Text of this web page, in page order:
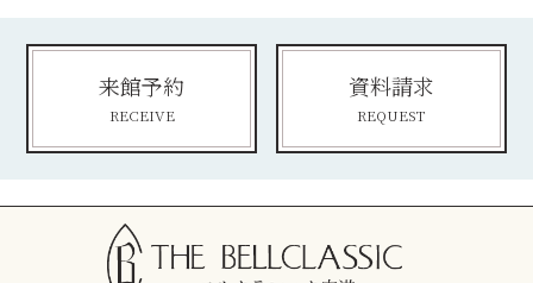
来館予約
RECEIVE
資料請求
REQUEST